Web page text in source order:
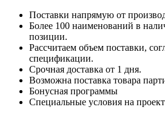
Поставки напрямую от
Более 100 наименований в
позиции.
Рассчитаем объем поставки,
спецификации.
Срочная доставка от 1 дня.
Возможна поставка товара
Бонусная программы
Специальные условия на